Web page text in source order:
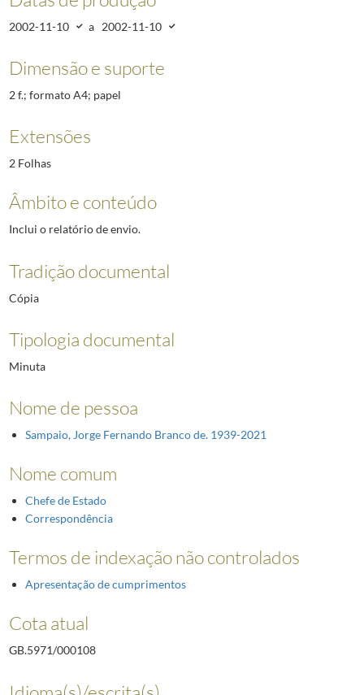
2002-11-10 a 2002-11-10
Dimensão e suporte
2 f.; formato A4; papel
Extensões
2 Folhas
Âmbito e conteúdo
Inclui o relatório de envio.
Tradição documental
Cópia
Tipologia documental
Minuta
Nome de pessoa
Sampaio, Jorge Fernando Branco de. 1939-2021
Nome comum
Chefe de Estado
Correspondência
Termos de indexação não controlados
Apresentação de cumprimentos
Cota atual
GB.5971/000108